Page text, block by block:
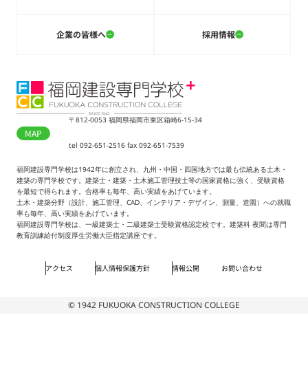
企業の皆様へ 採用情報
〒812-0053 福岡県福岡市東区箱崎6-15-34
MAP
tel 092-651-2516 fax 092-651-7539
福岡建設専門学校は1942年に創立され、九州・中国・四国地方では最も伝統ある土木・
建築の専門学校です。建築士・建築・土木施工管理技士等の国家資格に強く、受験資格
を最短で得られます。合格率も毎年、高い実績をあげています。
土木・建築分野（設計、施工管理、CAD、インテリア・デザイン、測量、造園）への就職
率も毎年、高い実績をあげています。
福岡建設専門学校は、一級建築士・二級建築士受験資格認定校です。建築科 夜間は専門
教育訓練給付制度厚生労働大臣指定講座です。
アクセス 個人情報保護方針 情報公開 お問い合わせ
© 1942 FUKUOKA CONSTRUCTION COLLEGE